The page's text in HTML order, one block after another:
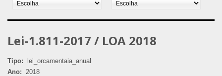
Lei-1.811-2017 / LOA 2018
Tipo:
lei_orcamentaia_anual
Ano:
2018